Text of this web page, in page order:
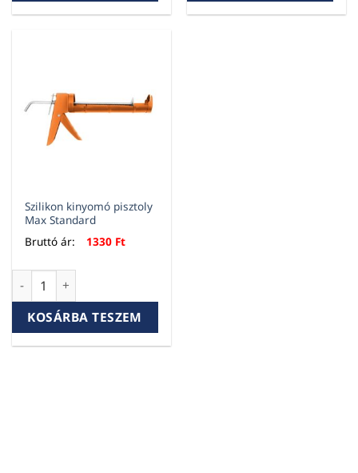
Szilikon kinyomó pisztoly
Max Standard
Bruttó ár:
1330 Ft
Szilikon kinyomó pisztoly Max Standard mennyiség
KOSÁRBA TESZEM